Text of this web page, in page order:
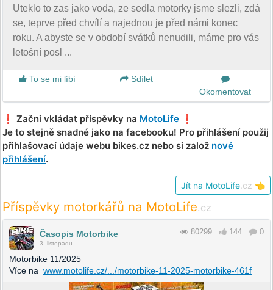
Uteklo to zas jako voda, ze sedla motorky jsme slezli, zdá
se, teprve před chvílí a najednou je před námi konec
roku. A abyste se v období svátků nenudili, máme pro vás
letošní posl ...
To se mi líbí
Sdílet
Okomentovat
❗️ Začni vkládat příspěvky na MotoLife ❗️
Je to stejně snadné jako na facebooku! Pro přihlášení použij
přihlašovací údaje webu bikes.cz nebo si založ nové
přihlášení.
Jít na MotoLife .cz 👈
Příspěvky motorkářů na MotoLife.cz
Časopis Motorbike
3. listopadu
80299 144 0
Motorbike 11/2025
Více na www.motolife.cz/.../motorbike-11-2025-motorbike-461f